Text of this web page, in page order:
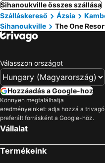
Sihanoukville összes szállása
Szálláskereső
Ázsia
Sihanoukville
The One
Válasszon országot
Hozzáadás a Google-hoz
Könnyen megtalálhatja
eredményeinket: adja hozzá a
preferált forrásként a Google-höz.
Vállalat
Termékeink